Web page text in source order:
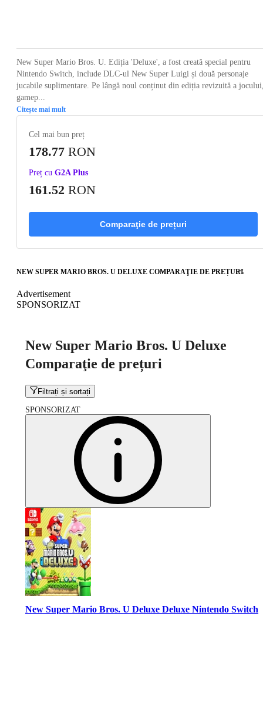
New Super Mario Bros. U. Ediția 'Deluxe', a fost creată special pentru
Nintendo Switch, include DLC-ul New Super Luigi și două personaje
jucabile suplimentare. Pe lângă noul conținut din ediția revizuită a
gamep...
Citește mai mult
Cel mai bun preț
178.77 RON
Preț cu G2A Plus
161.52 RON
Comparaţie de prețuri
NEW SUPER MARIO BROS. U DELUXE COMPARAŢIE DE PREȚURI
Advertisement
SPONSORIZAT
New Super Mario Bros. U Deluxe
Comparaţie de prețuri
Filtrați și sortați
SPONSORIZAT
New Super Mario Bros. U Deluxe Deluxe Nintendo Switch